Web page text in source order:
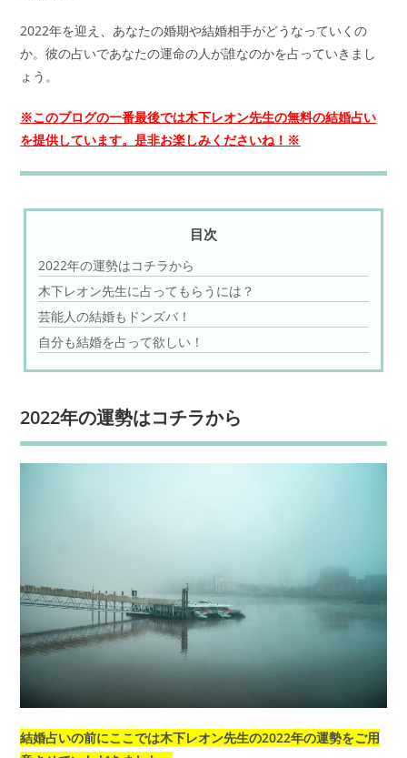
2022年を迎え、あなたの婚期や結婚相手がどうなっていくの
か。彼の占いであなたの運命の人が誰なのかを占っていきまし
ょう。
※このブログの一番最後では木下レオン先生の無料の結婚占い
を提供しています。是非お楽しみくださいね！※
目次
2022年の運勢はコチラから
木下レオン先生に占ってもらうには？
芸能人の結婚もドンズバ！
自分も結婚を占って欲しい！
2022年の運勢はコチラから
結婚占いの前にここでは木下レオン先生の2022年の運勢をご用